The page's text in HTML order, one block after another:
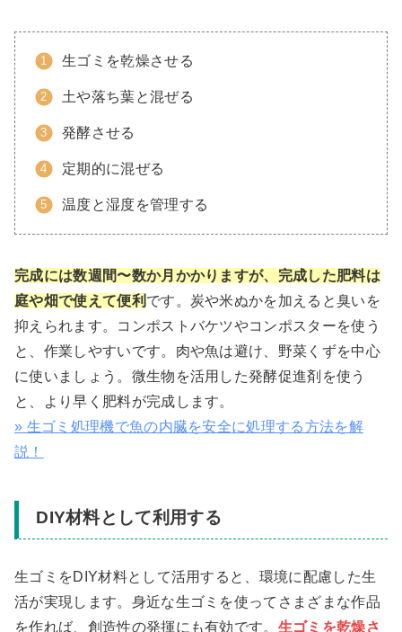
生ゴミを乾燥させる
土や落ち葉と混ぜる
発酵させる
定期的に混ぜる
温度と湿度を管理する
完成には数週間〜数か月かかりますが、完成した肥料は
庭や畑で使えて便利 です。炭や米ぬかを加えると臭いを
抑えられます。コンポストバケツやコンポスターを使う
と、作業しやすいです。肉や魚は避け、野菜くずを中心
に使いましょう。微生物を活用した発酵促進剤を使う
と、より早く肥料が完成します。
» 生ゴミ処理機で魚の内臓を安全に処理する方法を解
説！
DIY材料として利用する
生ゴミをDIY材料として活用すると、環境に配慮した生
活が実現します。身近な生ゴミを使ってさまざまな作品
を作れば、創造性の発揮にも有効です。 生ゴミを乾燥さ